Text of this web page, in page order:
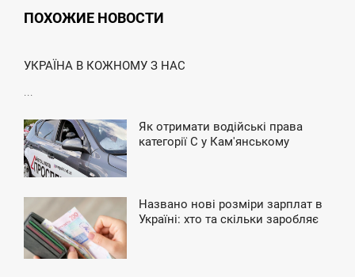
ПОХОЖИЕ НОВОСТИ
УКРАЇНА В КОЖНОМУ З НАС
...
Як отримати водійські права
категорії С у Кам'янському
Названо нові розміри зарплат в
Україні: хто та скільки заробляє